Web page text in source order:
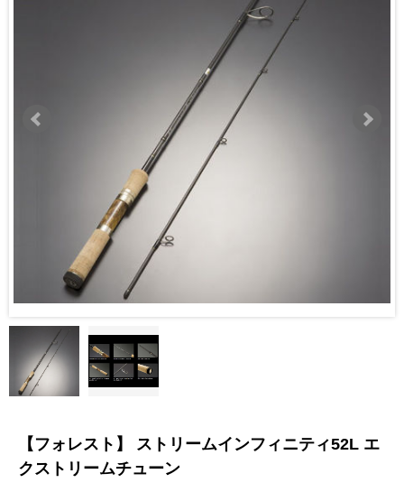
【フォレスト】 ストリームインフィニティ52L エ
クストリームチューン